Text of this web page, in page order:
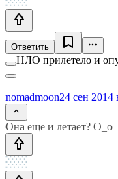
Ответить
НЛО прилетело и
nomadmoon24 сен 2014
Она еще и летает? О_о